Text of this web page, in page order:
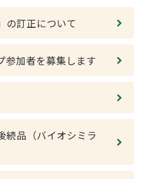
の訂正について
参加者を募集します
続品（バイオシミラ